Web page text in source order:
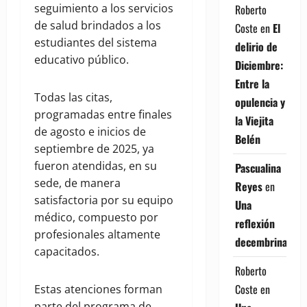
seguimiento a los servicios
de salud brindados a los
estudiantes del sistema
educativo público.
Todas las citas,
programadas entre finales
de agosto e inicios de
septiembre de 2025, ya
fueron atendidas, en su
sede, de manera
satisfactoria por su equipo
médico, compuesto por
profesionales altamente
capacitados.
Estas atenciones forman
Roberto
Coste en El
delirio de
Diciembre:
Entre la
opulencia y
la Viejita
Belén
Pascualina
Reyesen
Una
reflexión
decembrina
Roberto
Coste en